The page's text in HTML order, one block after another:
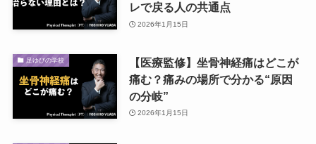
レで戻る人の共通点
2026年1月15日
足ゆびの学校
【医療監修】坐骨神経痛はどこが
痛む？痛みの場所で分かる“原因
の分岐”
2026年1月15日